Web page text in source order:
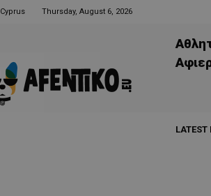
Cyprus Thursday, August 6, 2026
LATEST